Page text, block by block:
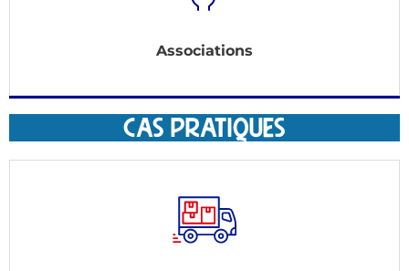
Associations
CAS PRATIQUES